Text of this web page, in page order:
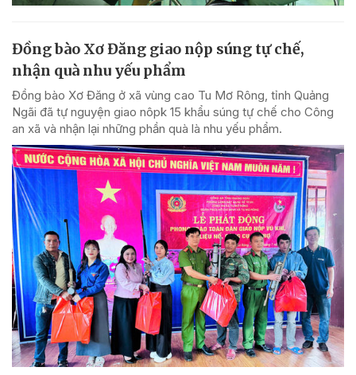
Đồng bào Xơ Đăng giao nộp súng tự chế,
nhận quà nhu yếu phẩm
Đồng bào Xơ Đăng ở xã vùng cao Tu Mơ Rông, tỉnh Quảng
Ngãi đã tự nguyện giao nôpk 15 khẩu súng tự chế cho Công
an xã và nhận lại những phần quà là nhu yếu phẩm.